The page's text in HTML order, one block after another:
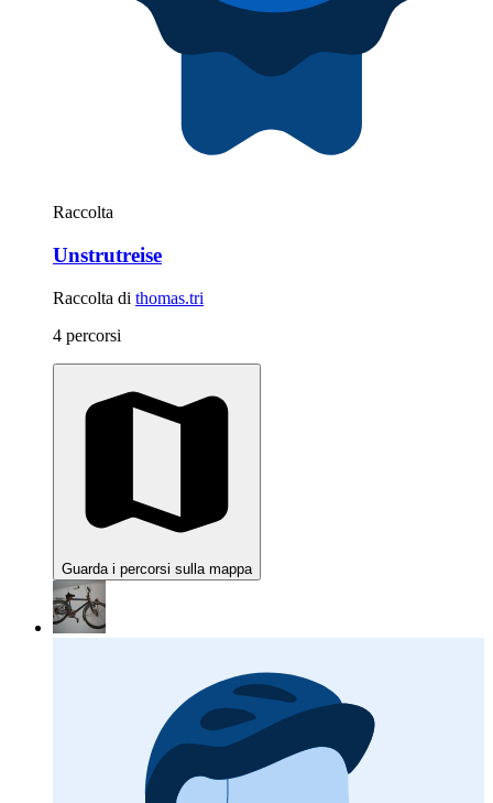
Raccolta
Unstrutreise
Raccolta di thomas.tri
4 percorsi
Guarda i percorsi sulla mappa